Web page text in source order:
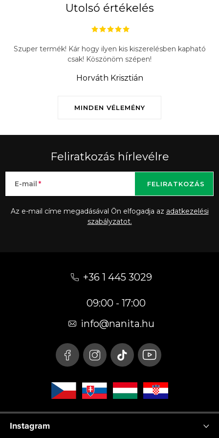
Utolsó értékelés
MINDEN VÉLEMÉNY
Szuper termék! Kár hogy ilyen kis kiszerelésben kapható
csak! Köszönöm szépen!
Horváth Krisztián
Feliratkozás hírlevélre
E-mail
Az e-mail címe megadásával Ön elfogadja az adatkezelési
szabályzatot.
FELIRATKOZÁS
+36 1 445 3029
09:00 - 17:00
info@nanita.hu
Instagram